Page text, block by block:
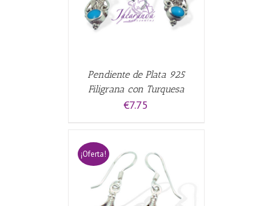
Pendiente de Plata 925
Filigrana con Turquesa
€7.75
¡Oferta!